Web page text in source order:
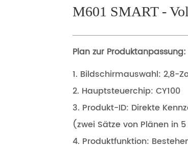
M601 SMART -